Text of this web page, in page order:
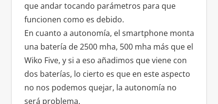
que andar tocando parámetros para que
funcionen como es debido.
En cuanto a autonomía, el smartphone monta
una batería de 2500 mha, 500 mha más que el
Wiko Five, y si a eso añadimos que viene con
dos baterías, lo cierto es que en este aspecto
no nos podemos quejar, la autonomía no
será problema.